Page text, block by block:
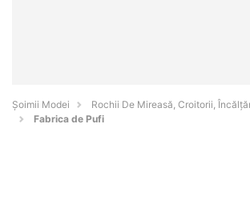
Șoimii Modei
Rochii De Mireasă, Croitorii,
Fabrica de Pufi